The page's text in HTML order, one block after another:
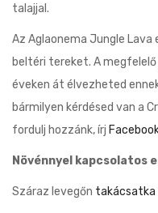
talajjal.
Az Aglaonema Jungle Lava
beltéri tereket. A
éveken át élvezheted
bármilyen kérdésed van a
fordulj hozzánk, írj
Növénnyel kapcsolatos
Száraz levegőn takácsatka